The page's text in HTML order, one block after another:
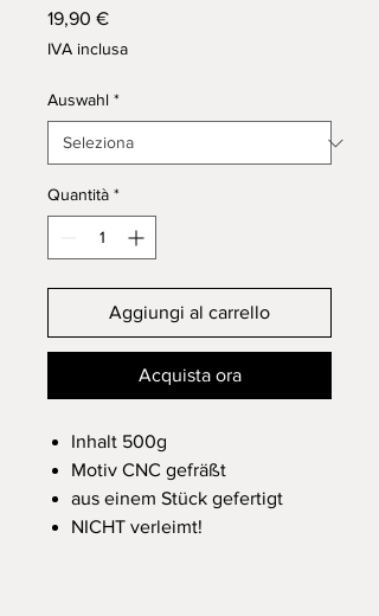
19,90 €Prezzo
IVA inclusa
Auswahl *
Quantità *
Aggiungi al carrello
Acquista ora
Inhalt 500g
Motiv CNC gefräßt
aus einem Stück gefertigt
NICHT verleimt!